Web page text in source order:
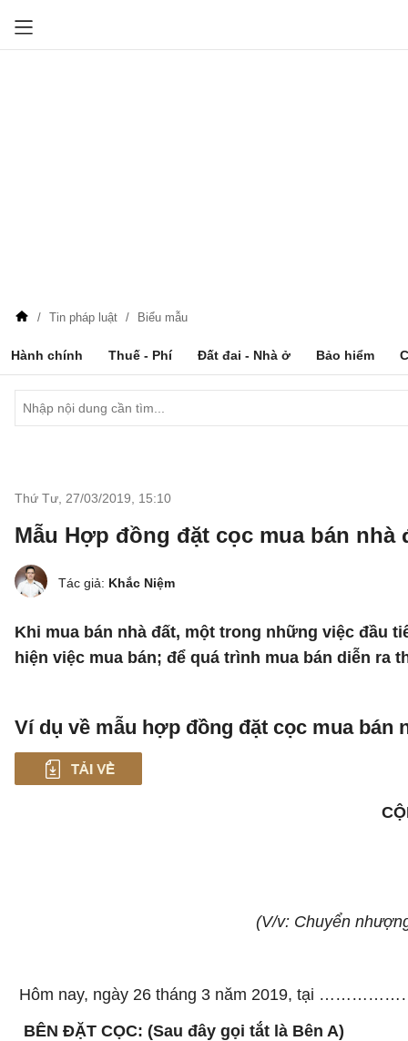
Tin pháp luật Biểu mẫu
Hành chính Thuế - Phí Đất đai - Nhà ở Bảo hiểm
Thứ Tư, 27/03/2019 15:10
Mẫu Hợp đồng đặt cọc mua bán nhà
Tác giả: Khắc Niệm
Khi mua bán nhà đất, một trong những việc đầu
hiện việc mua bán; để quá trình mua bán diễn
Ví dụ về mẫu hợp đồng đặt cọc mua bán
(V/v: Chuyển
Hôm nay, ngày 26 tháng 3 năm 2019, tại
BÊN ĐẶT CỌC: (Sau đây gọi tắt là Bên A)